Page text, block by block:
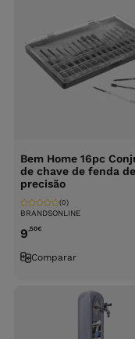
Bem Home 16pc
de chave de fenda de
precisão
BRANDSONLINE
(0)
9,50€
Comparar